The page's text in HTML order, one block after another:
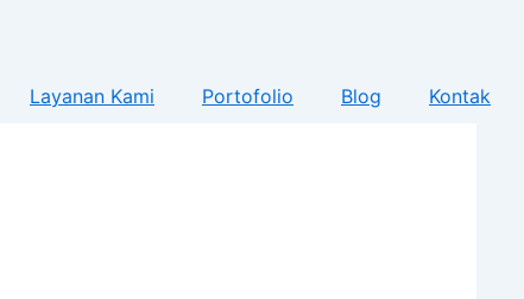
Layanan Kami Portofolio Blog Kontak